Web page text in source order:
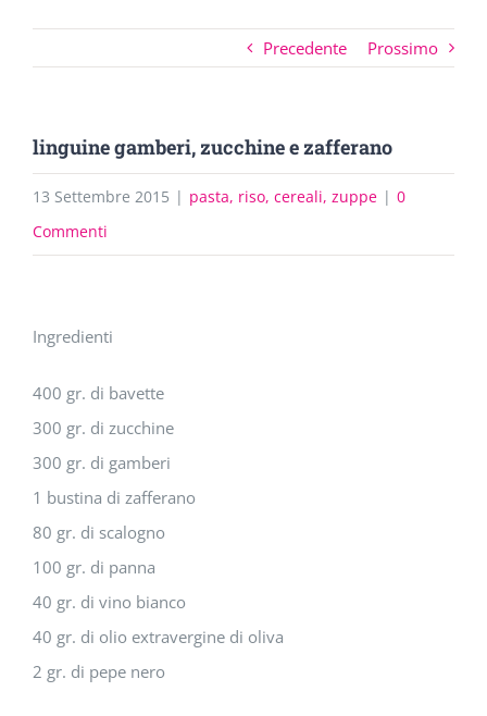
Precedente Prossimo
linguine gamberi, zucchine e zafferano
13 Settembre 2015 | pasta, riso, cereali, zuppe | 0
Commenti
immagine
Ingredienti
400 gr. di bavette
300 gr. di zucchine
300 gr. di gamberi
1 bustina di zafferano
80 gr. di scalogno
100 gr. di panna
40 gr. di vino bianco
40 gr. di olio extravergine di oliva
2 gr. di pepe nero